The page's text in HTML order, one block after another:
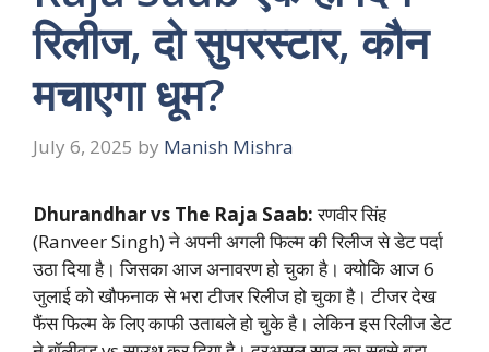
रिलीज, दो सुपरस्टार, कौन
मचाएगा धूम?
July 6, 2025 by Manish Mishra
Dhurandhar vs The Raja Saab:रणवीर सिंह
(Ranveer Singh) ने अपनी अगली फिल्म की रिलीज से डेट पर्दा
उठा दिया है। जिसका आज अनावरण हो चुका है। क्योकि आज 6
जुलाई को खौफनाक से भरा टीजर रिलीज हो चुका है। टीजर देख
फैंस फिल्म के लिए काफी उताबले हो चुके है। लेकिन इस रिलीज डेट